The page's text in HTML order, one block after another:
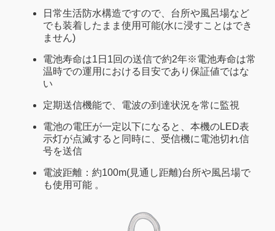
日常生活防水構造ですので、台所や風呂場など
でも装着したまま使用可能(水に浸すことはでき
ません)
電池寿命は1日1回の送信で約2年※電池寿命は常
温時での運用における目安であり保証値ではな
い
定期送信機能で、電波の到達状況を常に監視
電池の電圧が一定以下になると、本機のLED表
示灯が点滅すると同時に、受信機に電池切れ信
号を送信
電波距離：約100m(見通し距離)台所や風呂場で
も使用可能 。